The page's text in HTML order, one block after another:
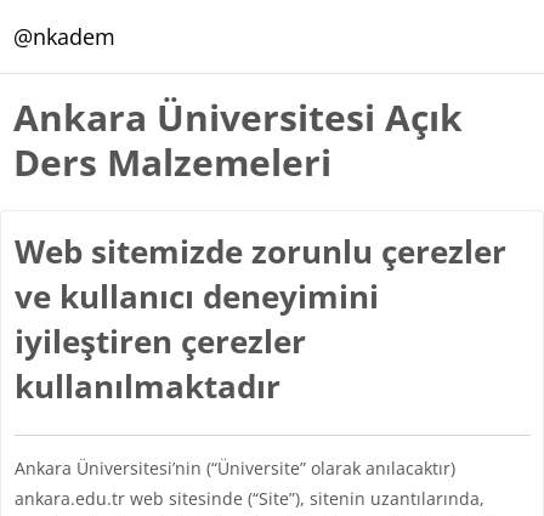
@nkadem
Ankara Üniversitesi Açık
Ders Malzemeleri
Web sitemizde zorunlu çerezler
ve kullanıcı deneyimini
iyileştiren çerezler
kullanılmaktadır
Ankara Üniversitesi’nin (“Üniversite” olarak anılacaktır)
ankara.edu.tr web sitesinde (“Site”), sitenin uzantılarında,